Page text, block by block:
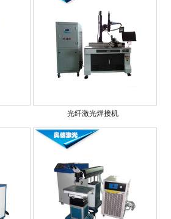
光纤激光焊接机